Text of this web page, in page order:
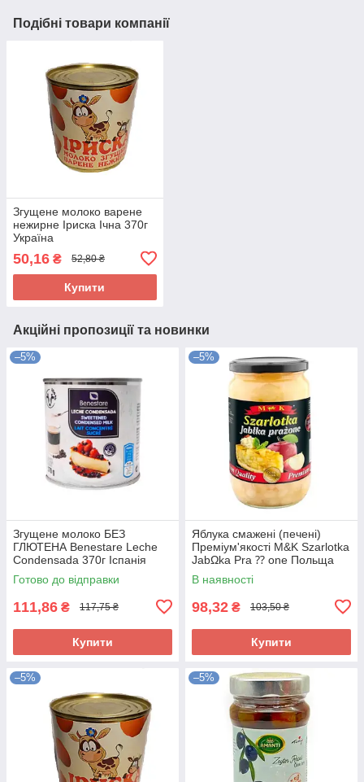
Подібні товари компанії
Згущене молоко варене
нежирне Іриска Ічна 370г
Україна
50,16 ₴ 52,80 ₴
Купити
Акційні пропозиції та новинки
–5%
Згущене молоко БЕЗ
ГЛЮТЕНА Benestare Leche
Condensada 370г Іспанія
Готово до відправки
111,86 ₴ 117,75 ₴
Купити
–5%
Яблука смажені (печені)
Преміум'якості M&K Szarlotka
JabΩka Pra ⁇ one Польща
650г
В наявності
98,32 ₴ 103,50 ₴
Купити
–5% –5%